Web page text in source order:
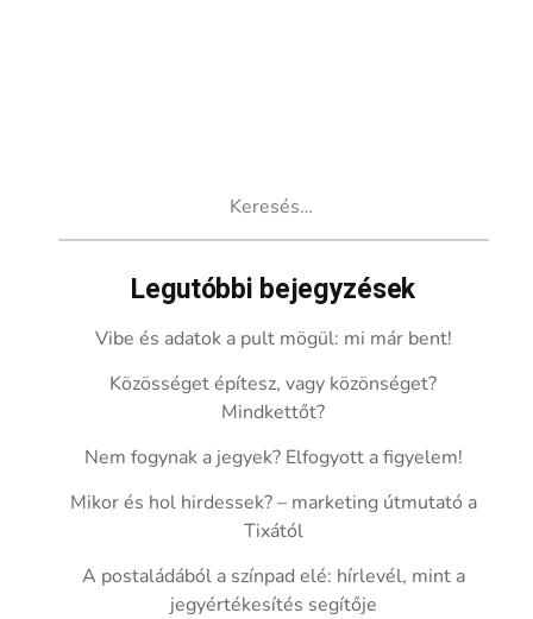
Legutóbbi bejegyzések
Vibe és adatok a pult mögül: mi már bent!
Közösséget építesz, vagy közönséget?
Mindkettőt?
Nem fogynak a jegyek? Elfogyott a figyelem!
Mikor és hol hirdessek? – marketing útmutató a
Tixától
A postaládából a színpad elé: hírlevél, mint a
jegyértékesítés segítője